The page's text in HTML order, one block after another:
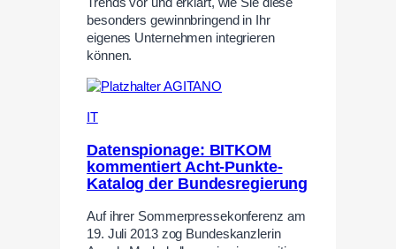
Trends vor und erklärt, wie Sie diese
besonders gewinnbringend in Ihr
eigenes Unternehmen integrieren
können.
IT
Datenspionage: BITKOM
kommentiert Acht-Punkte-
Katalog der Bundesregierung
Auf ihrer Sommerpressekonferenz am
19. Juli 2013 zog Bundeskanzlerin